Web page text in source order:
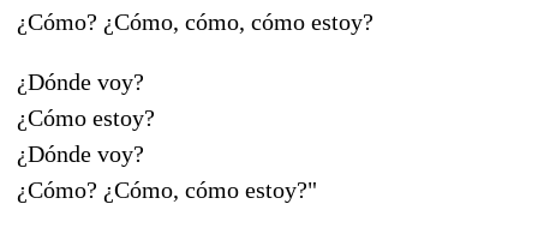
¿Cómo? ¿Cómo, cómo, cómo estoy?
¿Dónde voy?
¿Cómo estoy?
¿Dónde voy?
¿Cómo? ¿Cómo, cómo estoy?"